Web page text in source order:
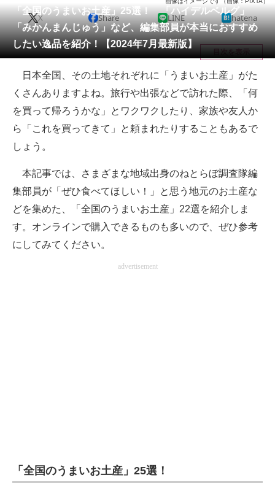
会員記事
メディア
注目記事を集めた総合ページ
ITの今と未来を見通す
スマホと通信の最新トレンド
好きが集まる 比べて選べる
ビジネスと働き方のヒント
企業ITのトレンドを詳説
電子設計の基本と応用
「全国のうまいお土産」25選！ 「ハイデルベルグ」
「みかんまんじゅう」など、編集部員が本当におすすめ
したい逸品を紹介！【2024年7月最新版】
X Share LINE hatena
目次を表示
日本全国、その土地それぞれに「うまいお土産」がた
くさんありますよね。旅行や出張などで訪れた際、「何
を買って帰ろうかな」とワクワクしたり、家族や友人か
ら「これを買ってきて」と頼まれたりすることもあるで
しょう。
本記事では、さまざまな地域出身のねとらぼ調査隊編
集部員が「ぜひ食べてほしい！」と思う地元のお土産な
どを集めた、「全国のうまいお土産」22選を紹介しま
す。オンラインで購入できるものも多いので、ぜひ参考
にしてみてください。
advertisement
「全国のうまいお土産」25選！